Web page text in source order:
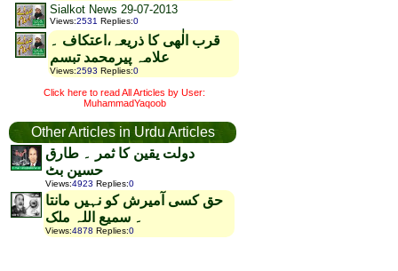
Sialkot News 29-07-2013
Views:2531 Replies:0
قرب الٰھی کا ذریعہ،اعتکاف ۔
علامہ پیرمحمد تبسم
Views:2593 Replies:0
Click here to read All Articles by User:
MuhammadYaqoob
Other Articles in Urdu Articles
دولت یقین کا ثمر ۔ طارق
حسین بٹ
Views:4923 Replies:0
حق کسی آمیرش کو نہیں مانتا
۔ سمیع اللہ ملک
Views:4878 Replies:0